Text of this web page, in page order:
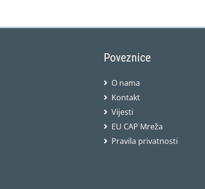
Poveznice
O nama
Kontakt
Vijesti
EU CAP Mreža
Pravila privatnosti